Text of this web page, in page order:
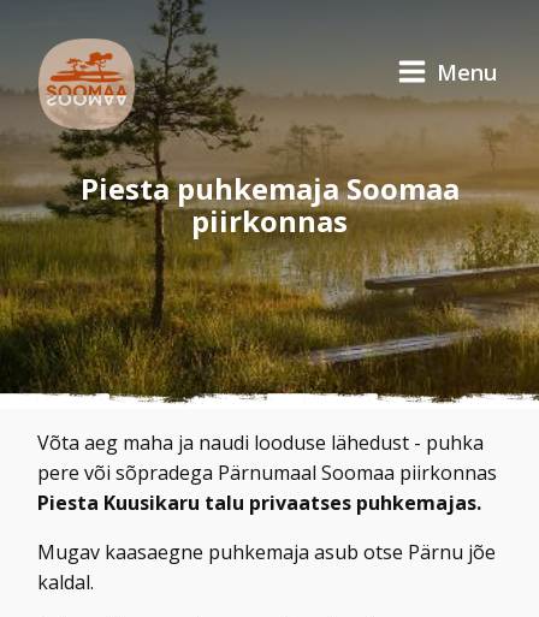
Menu
Piesta puhkemaja Soomaa
piirkonnas
Võta aeg maha ja naudi looduse lähedust - puhka
pere või sõpradega Pärnumaal Soomaa piirkonnas
Piesta Kuusikaru talu privaatses puhkemajas.
Mugav kaasaegne puhkemaja asub otse Pärnu jõe
kaldal.